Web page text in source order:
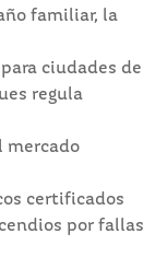
familiar, la
ciudades de
regula
mercado
certificados
por fallas